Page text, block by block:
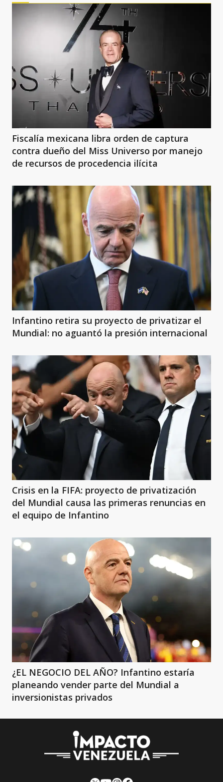
Fiscalía mexicana libra orden de captura
contra dueño del Miss Universo por manejo
de recursos de procedencia ilícita
Infantino retira su proyecto de privatizar el
Mundial: no aguantó la presión internacional
Crisis en la FIFA: proyecto de privatización
del Mundial causa las primeras renuncias en
el equipo de Infantino
¿EL NEGOCIO DEL AÑO? Infantino estaría
planeando vender parte del Mundial a
inversionistas privados